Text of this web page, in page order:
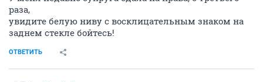
раза,
увидите белую ниву с восклицательным знаком на
заднем стекле бойтесь!
ОТВЕТИТЬ